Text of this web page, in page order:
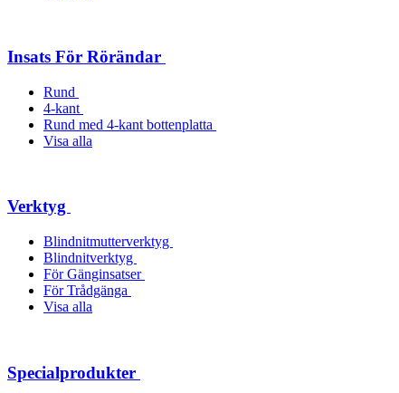
Insats För Rörändar
Rund
4-kant
Rund med 4-kant bottenplatta
Visa alla
Verktyg
Blindnitmutterverktyg
Blindnitverktyg
För Gänginsatser
För Trådgänga
Visa alla
Specialprodukter